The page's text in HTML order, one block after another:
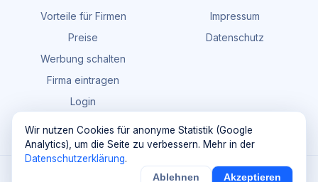
Vorteile für Firmen
Preise
Werbung schalten
Firma eintragen
Login
FAQ
Impressum
Datenschutz
Maik Möhring Media · Ermatingen
Wir nutzen Cookies für anonyme Statistik (Google
Analytics), um die Seite zu verbessern. Mehr in der
Datenschutzerklärung.
Ablehnen Akzeptieren